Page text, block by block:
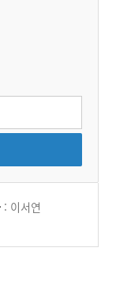
: 이서연